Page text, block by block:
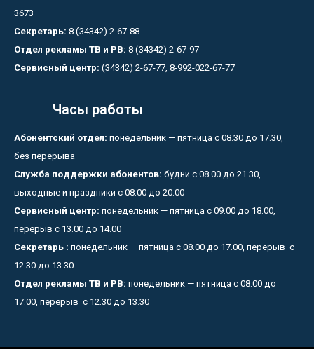
3673
Секретарь: 8 (34342) 2-67-88
Отдел рекламы ТВ и РВ: 8 (34342) 2-67-97
Сервисный центр: (34342) 2-67-77, 8-992-022-67-77
Часы работы
Абонентский отдел: понедельник — пятница с 08.30 до 17.30,
без перерыва
Служба поддержки абонентов: будни с 08.00 до 21.30,
выходные и праздники с 08.00 до 20.00
Сервисный центр: понедельник — пятница с 09.00 до 18.00,
перерыв с 13.00 до 14.00
Секретарь : понедельник — пятница с 08.00 до 17.00, перерыв с
12.30 до 13.30
Отдел рекламы ТВ и РВ: понедельник — пятница с 08.00 до
17.00, перерыв с 12.30 до 13.30